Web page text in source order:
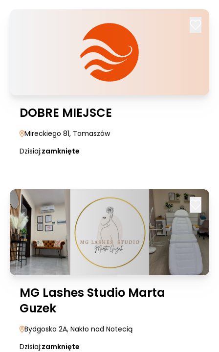
DOBRE MIEJSCE
Mireckiego 81, Tomaszów
Dzisiaj:zamknięte
MG Lashes Studio Marta
Guzek
Bydgoska 2A, Nakło nad Notecią
Dzisiaj:zamknięte